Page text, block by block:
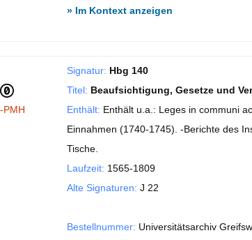
» Im Kontext anzeigen
PMH
Signatur: Hbg 140
Titel: Beaufsichtigung, Gesetze und
Enthält: Enthält u.a.: Leges in communi
Einnahmen (1740-1745). -Berichte des
Tische.
Laufzeit: 1565-1809
Alte Signaturen: J 22
Bestellnummer: Universitätsarchiv